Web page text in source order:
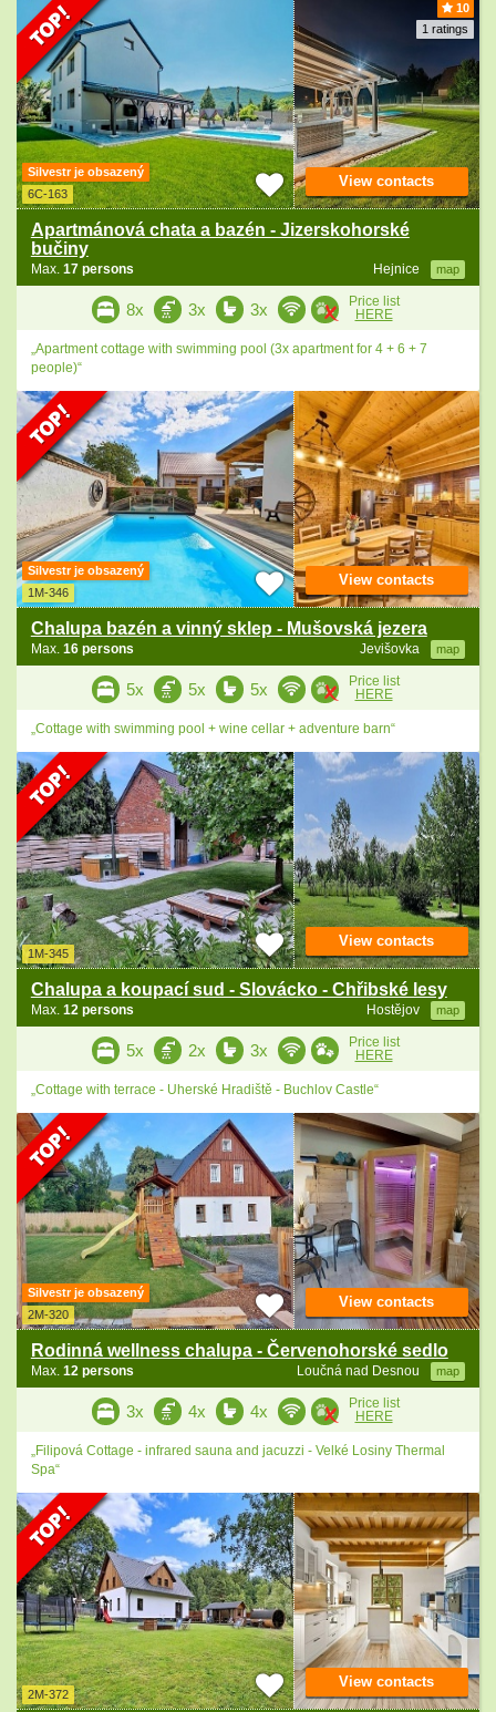
10
1 ratings
Silvestr je obsazený
6C-163
Apartmánová chata a bazén - Jizerskohorské
bučiny
Hejnice map
Max. 17 persons
View contacts
8x 3x 3x
Price list
HERE
„Apartment cottage with swimming pool (3x apartment for 4 + 6 + 7
people)“
Silvestr je obsazený
1M-346
Chalupa bazén a vinný sklep - Mušovská jezera
Jevišovka map
Max. 16 persons
View contacts
5x 5x 5x
Price list
HERE
„Cottage with swimming pool + wine cellar + adventure barn“
1M-345
Chalupa a koupací sud - Slovácko - Chřibské lesy
Hostějov map
Max. 12 persons
View contacts
5x 2x 3x
Price list
HERE
„Cottage with terrace - Uherské Hradiště - Buchlov Castle“
Silvestr je obsazený
2M-320
Rodinná wellness chalupa - Červenohorské sedlo
Loučná nad Desnou map
Max. 12 persons
View contacts
3x 4x 4x
Price list
HERE
„Filipová Cottage - infrared sauna and jacuzzi - Velké Losiny Thermal
Spa“
2M-372
View contacts